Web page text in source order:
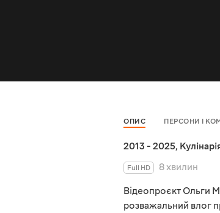
ОПИС ПЕРСОНИ І
2013 - 2025,
Full HD
8 хвилин
Відеопроєкт Ольги
розважальний влог